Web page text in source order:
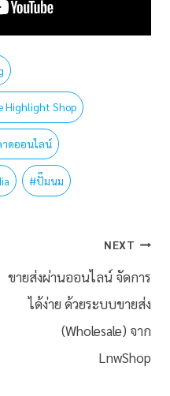
Highlight Shop
าดออนไลน์
#ปั๊มนม
NEXT
ขายส่งผ่านออนไลน์ จัดการ
ได้ง่าย ด้วยระบบขายส่ง
(Wholesale) จาก
LnwShop